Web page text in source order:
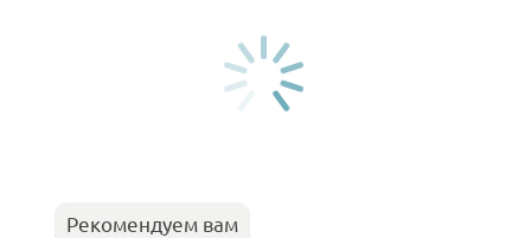
Рекомендуем вам